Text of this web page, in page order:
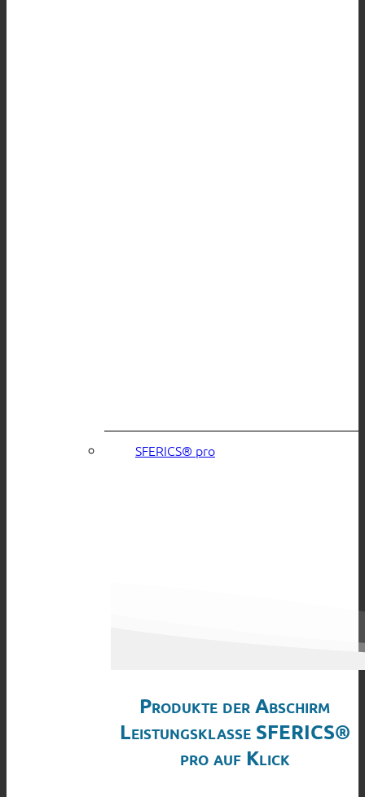
SFERICS® pro
Produkte der Abschirm
Leistungsklasse SFERICS®
pro auf Klick